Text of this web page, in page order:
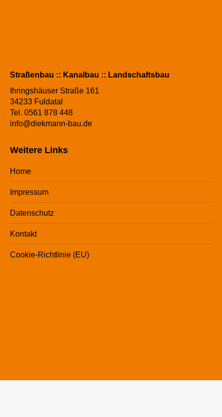
Straßenbau :: Kanalbau :: Landschaftsbau
Ihringshäuser Straße 161
34233 Fuldatal
Tel. 0561 878 448
info@diekmann-bau.de
Weitere Links
Home
Impressum
Datenschutz
Kontakt
Cookie-Richtlinie (EU)